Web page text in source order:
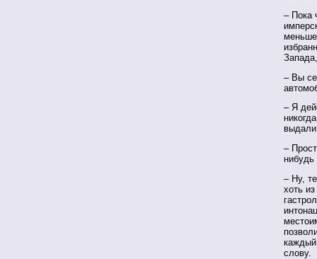
– Пока
– Вы
– Я
–
нибудь
– Ну,
хоть
каждый
слову.